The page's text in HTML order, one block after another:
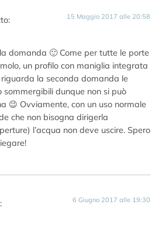
15 Maggio 2017 alle 20:58
domanda 🙂 Come per tutte le porte
un profilo con maniglia integrata
la seconda domanda le
sommergibili dunque non si può
😉 Ovviamente, con un uso normale
che non bisogna dirigerla
l’acqua non deve uscire. Spero
6 Giugno 2017 alle 19:30